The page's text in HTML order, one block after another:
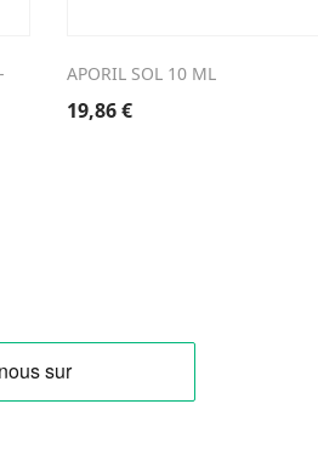
APORIL SOL 10 ML
19,86€